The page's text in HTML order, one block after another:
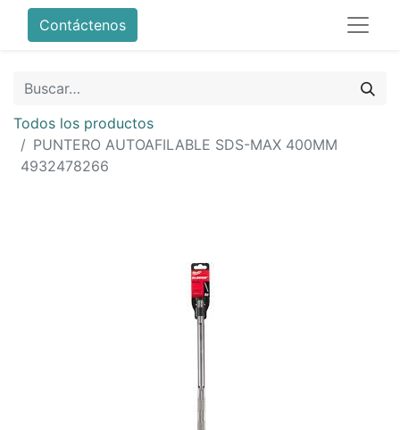
Contáctenos
Todos los productos
PUNTERO AUTOAFILABLE SDS-MAX 400MM
4932478266